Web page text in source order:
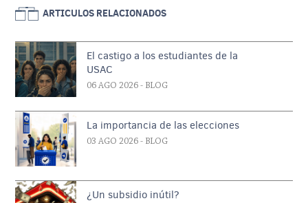
ARTICULOS RELACIONADOS
El castigo a los estudiantes de la
USAC
06 AGO 2026 - BLOG
La importancia de las elecciones
03 AGO 2026 - BLOG
¿Un subsidio inútil?